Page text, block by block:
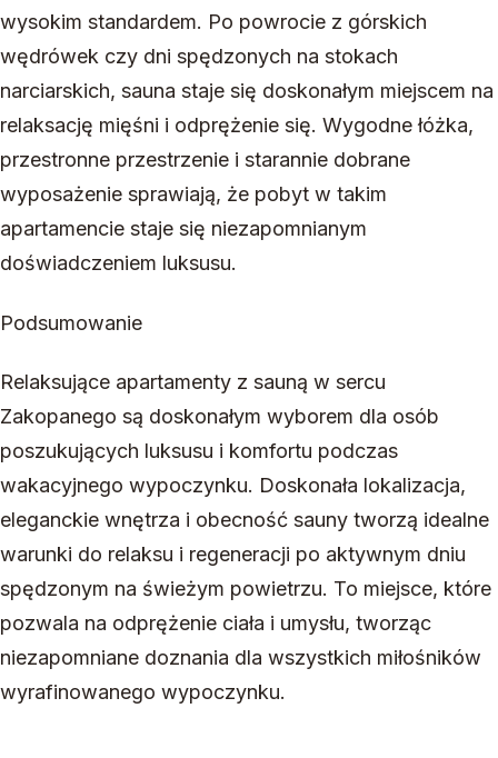
wysokim standardem. Po powrocie z górskich
wędrówek czy dni spędzonych na stokach
narciarskich, sauna staje się doskonałym miejscem na
relaksację mięśni i odprężenie się. Wygodne łóżka,
przestronne przestrzenie i starannie dobrane
wyposażenie sprawiają, że pobyt w takim
apartamencie staje się niezapomnianym
doświadczeniem luksusu.
Podsumowanie
Relaksujące apartamenty z sauną w sercu
Zakopanego są doskonałym wyborem dla osób
poszukujących luksusu i komfortu podczas
wakacyjnego wypoczynku. Doskonała lokalizacja,
eleganckie wnętrza i obecność sauny tworzą idealne
warunki do relaksu i regeneracji po aktywnym dniu
spędzonym na świeżym powietrzu. To miejsce, które
pozwala na odprężenie ciała i umysłu, tworząc
niezapomniane doznania dla wszystkich miłośników
wyrafinowanego wypoczynku.